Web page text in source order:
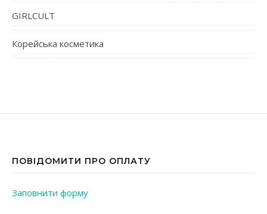
GIRLCULT
Корейська косметика
ПОВІДОМИТИ ПРО ОПЛАТУ
Заповнити форму